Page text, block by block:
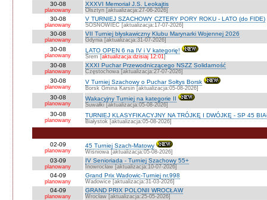
30-08
planowany
XXXVI Memoriał J.S. Leokajtis
Olsztyn [aktualizacja:27-06-2026]
30-08
planowany
V TURNIEJ SZACHOWY CZTERY PORY ROKU - LATO (do FIDE)
SOSNOWIEC [aktualizacja:17-07-2026]
30-08
planowany
VII Turniej błyskawiczny Klubu Marynarki Wojennej 2026
Gdynia [aktualizacja:31-07-2026]
30-08
planowany
LATO OPEN 6 na IV i V kategorię!
Śrem [aktualizacja:dzisiaj 12:01]
30-08
planowany
XXXI Puchar Przewodniczącego NSZZ Solidarność
Częstochowa [aktualizacja:27-07-2026]
30-08
planowany
V Turniej Szachowy o Puchar Sołtys Borsk
Borsk Gmina Karsin [aktualizacja:05-08-2026]
30-08
planowany
Wakacyjny Turniej na kategorie II
Suwałki [aktualizacja:05-08-2026]
30-08
planowany
TURNIEJ KLASYFIKACYJNY NA TRÓJKĘ I DWÓJKĘ - SP 45
Białystok [aktualizacja:05-08-2026]
02-09
planowany
45 Turniej Szach-Matowy
Wiśniowa [aktualizacja:05-08-2026]
03-09
planowany
IV Senioriada - Turniej Szachowy 55+
Inowrocław [aktualizacja:10-07-2026]
04-09
planowany
Grand Prix Wadowic-Turniej nr.998
Wadowice [aktualizacja:31-03-2026]
04-09
planowany
GRAND PRIX POLONII WROCŁAW
Wrocław [aktualizacja:25-05-2026]